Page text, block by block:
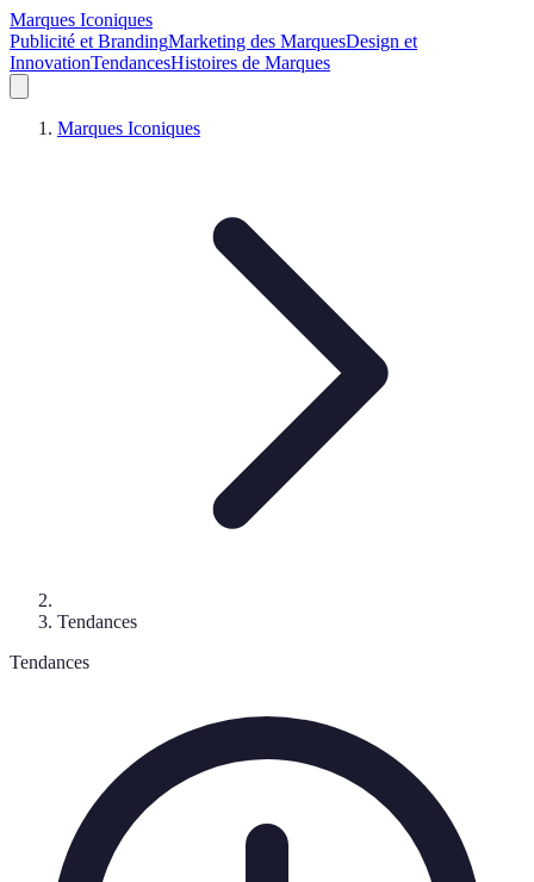
Marques Iconiques
Publicité et BrandingMarketing des MarquesDesign et
InnovationTendancesHistoires de Marques
Marques Iconiques
Tendances
Tendances